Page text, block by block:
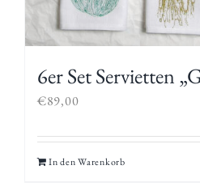
6er Set Servietten
€89,00
In den Warenkorb